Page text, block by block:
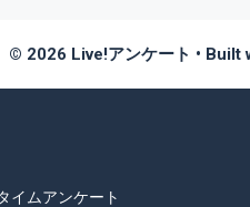
© 2026 Live!アンケート • Built
イムアンケート